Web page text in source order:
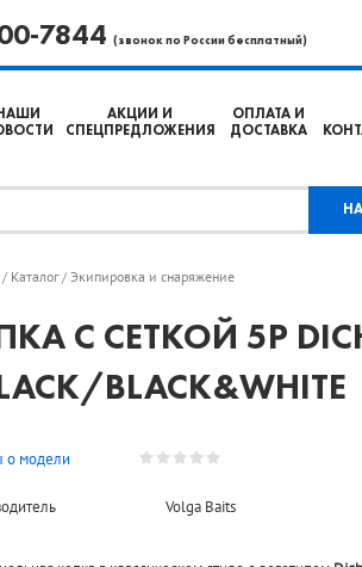
7844 (звонок по России бесплатный)
АКЦИИ И
СПЕЦПРЕДЛОЖЕНИЯ
ОПЛАТА И
ДОСТАВКА
/ Каталог / Экипировка и снаряжение
С СЕТКОЙ 5P
BLACK&WHITE
о модели
Volga Baits